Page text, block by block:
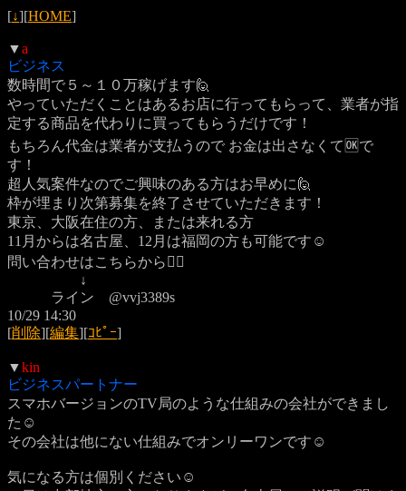
[↓][HOME]
▼a
ビジネス
数時間で５～１０万稼げます🙋
やっていただくことはあるお店に行ってもらって、業者が指
定する商品を代わりに買ってもらうだけです！
もちろん代金は業者が支払うので お金は出さなくて🆗で
す！
超人気案件なのでご興味のある方はお早めに🙋
枠が埋まり次第募集を終了させていただきます！
東京、大阪在住の方、または来れる方
11月からは名古屋、12月は福岡の方も可能です☺️
問い合わせはこちらから💁‍♂️
↓
ライン @vvj3389s
10/29 14:30
[削除][編集][ｺﾋﾟｰ]
▼kin
ビジネスパートナー
スマホバージョンのTV局のような仕組みの会社ができまし
た☺️
その会社は他にない仕組みでオンリーワンです☺️
気になる方は個別ください☺️